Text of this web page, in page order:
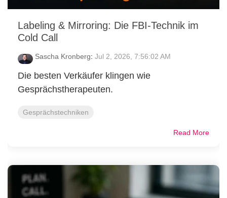
Labeling & Mirroring: Die FBI-Technik im
Cold Call
Sascha Kronberg: Jul 2, 2026, 7:56:02 AM
Die besten Verkäufer klingen wie
Gesprächstherapeuten.
Gesprächstechniken
Read More